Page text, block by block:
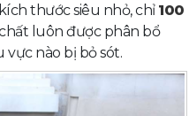
thước siêu nhỏ, chỉ 100
luôn được phân bổ
nào bị bỏ sót.